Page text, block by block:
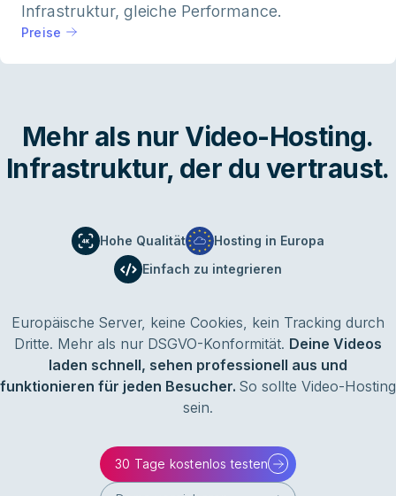
Infrastruktur, gleiche Performance.
Preise
Mehr als nur Video-Hosting.
Infrastruktur, der du vertraust.
Hohe Qualität
Hosting in Europa
Einfach zu integrieren
Europäische Server, keine Cookies, kein Tracking durch
Dritte. Mehr als nur DSGVO-Konformität. Deine Videos
laden schnell, sehen professionell aus und
funktionieren für jeden Besucher. So sollte Video-Hosting
sein.
30 Tage kostenlos testen